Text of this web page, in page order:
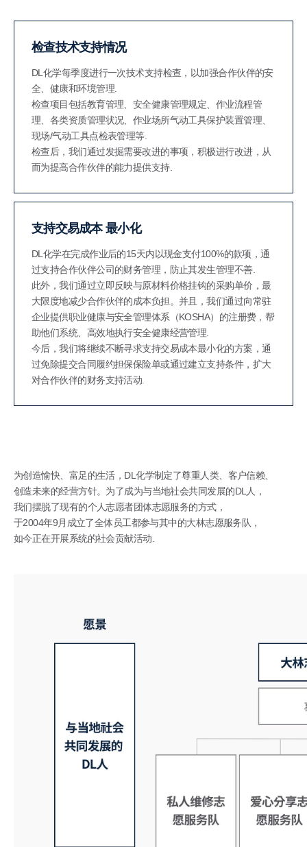
检查技术支持情况
DL化学每季度进行一次技术支持检查，以加强合作伙伴的安
全、健康和环境管理.
检查项目包括教育管理、安全健康管理规定、作业流程管
理、各类资质管理状况、作业场所气动工具保护装置管理、
现场/气动工具点检表管理等.
检查后，我们通过发掘需要改进的事项，积极进行改进，从
而为提高合作伙伴的能力提供支持.
支持交易成本最小化
DL化学在完成作业后的15天内以现金支付100%的款项，通
过支持合作伙伴公司的财务管理，防止其发生管理不善.
此外，我们通过立即反映与原材料价格挂钩的采购单价，最
大限度地减少合作伙伴的成本负担。并且，我们通过向常驻
企业提供职业健康与安全管理体系（KOSHA）的注册费，帮
助他们系统、高效地执行安全健康经营管理.
今后，我们将继续不断寻求支持交易成本最小化的方案，通
过免除提交合同履约担保保险单或通过建立支持条件，扩大
对合作伙伴的财务支持活动.
为创造愉快、富足的生活，DL化学制定了尊重人类、客户信赖、
创造未来的经营方针。为了成为与当地社会共同发展的DL人，
我们摆脱了现有的个人志愿者团体志愿服务的方式，
于2004年9月成立了全体员工都参与其中的大林志愿服务队，
如今正在开展系统的社会贡献活动.